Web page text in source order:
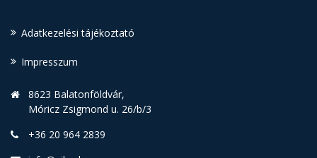
Adatkezelési tájékoztató
Impresszum
8623 Balatonföldvár,
Móricz Zsigmond u. 26/b/3
+36 20 964 2839